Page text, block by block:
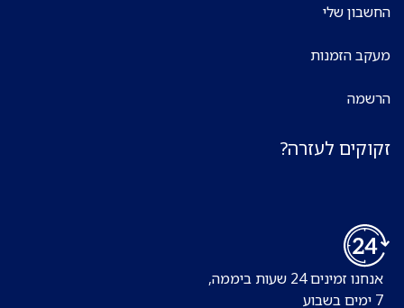
החשבון שלי
מעקב הזמנות
הרשמה
זקוקים לעזרה?
אנחנו זמינים 24 שעות ביממה,